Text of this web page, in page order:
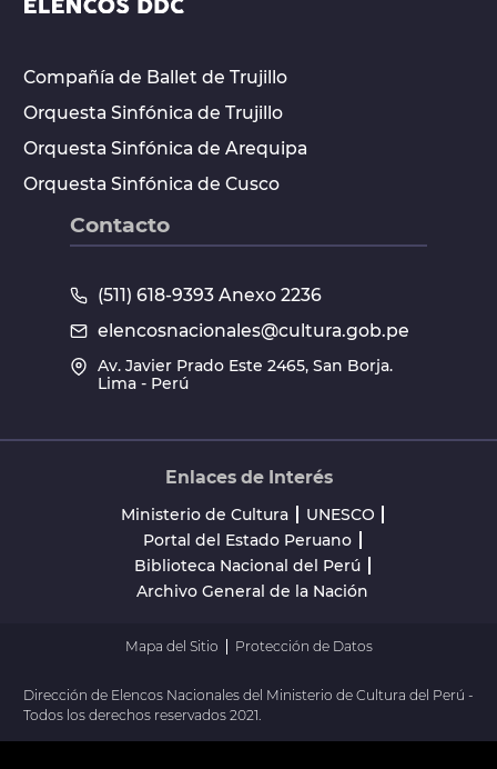
Compañía de Ballet de Trujillo
Orquesta Sinfónica de Trujillo
Orquesta Sinfónica de Arequipa
Orquesta Sinfónica de Cusco
Contacto
(511) 618-9393 Anexo 2236
elencosnacionales@cultura.gob.pe
Av. Javier Prado Este 2465, San Borja.
Lima - Perú
Enlaces de Interés
Ministerio de Cultura
UNESCO
Portal del Estado Peruano
Biblioteca Nacional del Perú
Archivo General de la Nación
Mapa del Sitio Protección de Datos
Dirección de Elencos Nacionales del Ministerio de Cultura del Perú -
Todos los derechos reservados 2021.